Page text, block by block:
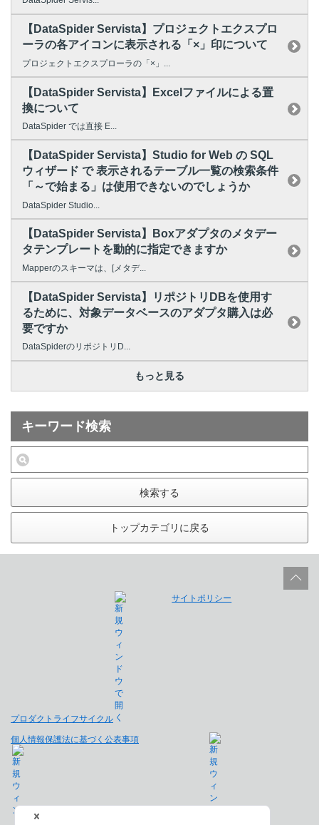
【DataSpider Servista】プロジェクトエクスプロ
ーラの各アイコンに表示される「×」印について
プロジェクトエクスプローラの「×」...
【DataSpider Servista】Excelファイルによる置
換について
DataSpider では直接 E...
【DataSpider Servista】Studio for Web の SQL
ウィザード で 表示されるテーブル一覧の検索条件
「～で始まる」は使用できないのでしょうか
DataSpider Studio...
【DataSpider Servista】Boxアダプタのメタデー
タテンプレートを動的に指定できますか
Mapperのスキーマは、[メタデ...
【DataSpider Servista】リポジトリDBを使用す
るために、対象データベースのアダプタ購入は必
要ですか
DataSpiderのリポジトリD...
もっと見る
キーワード検索
検索する
トップカテゴリに戻る
プロダクトライフサイクル
サイトポリシー
個人情報保護法に基づく公表事項